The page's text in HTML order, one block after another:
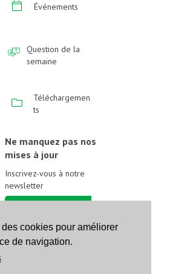
cookies pour améliorer
de navigation.
Événements
Question de la
semaine
Téléchargemen
ts
Ne manquez pas nos
mises à jour
Inscrivez-vous à notre
newsletter
Suivez-nous sur les